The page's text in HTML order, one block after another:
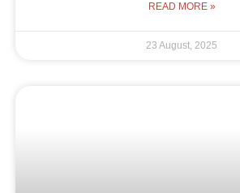
READ MORE »
23 August, 2025